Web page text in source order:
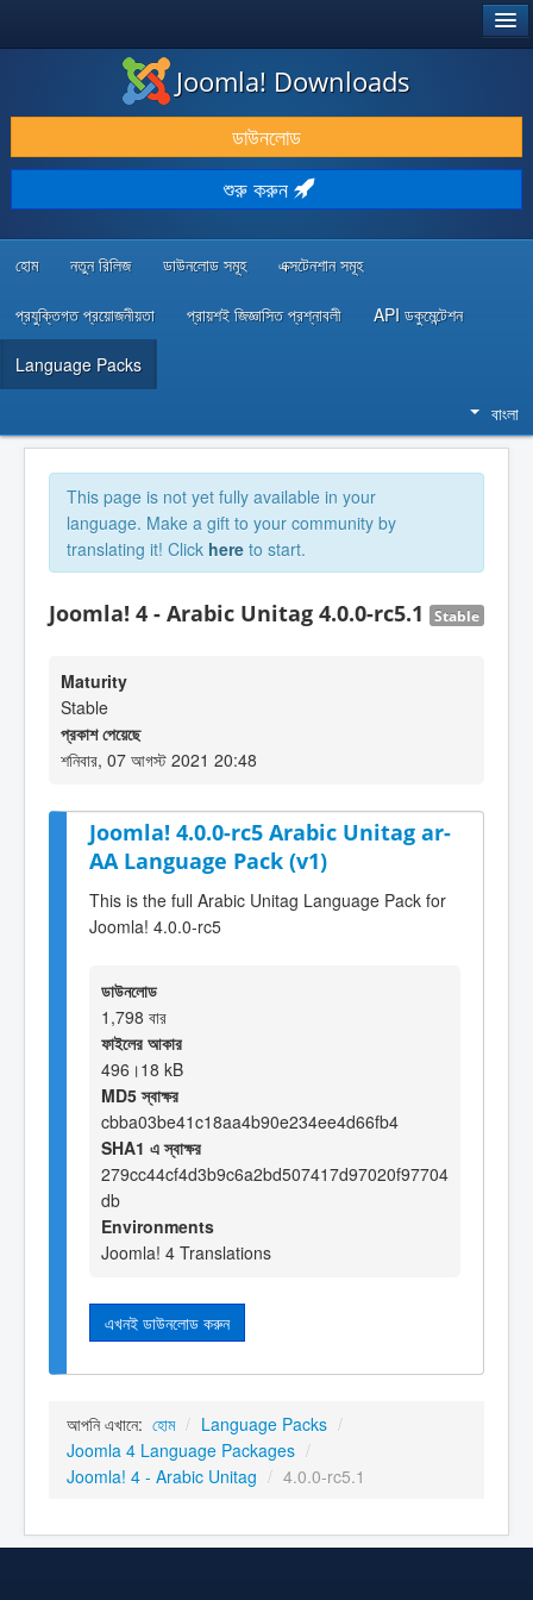
ডাউনলোড & প্রসারিত করুন
আবিষ্কার & শিখুন
কমিউনিটি & সহায়তা
Joomla! Downloads
ডাউনলোড
শুরু করুন
হোম নতুন রিলিজ ডাউনলোড সমূহ এক্সটেনশান সমূহ
প্রযুক্তিগত প্রয়োজনীয়তা প্রায়শই জিজ্ঞাসিত প্রশ্নাবলী API ডকুমেন্টেশন
Language Packs
বাংলা
This page is not yet fully available in your
language. Make a gift to your community by
translating it! Click here to start.
Joomla! 4 - Arabic Unitag 4.0.0-rc5.1 Stable
Maturity
Stable
প্রকাশ পেয়েছে
শনিবার, 07 আগস্ট 2021 20:48
Joomla! 4.0.0-rc5 Arabic Unitag ar-
AA Language Pack (v1)
This is the full Arabic Unitag Language Pack for
Joomla! 4.0.0-rc5
ডাউনলোড
1,798 বার
ফাইলের আকার
496।18 kB
MD5 স্বাক্ষর
cbba03be41c18aa4b90e234ee4d66fb4
SHA1 এ স্বাক্ষর
279cc44cf4d3b9c6a2bd507417d97020f97704
db
Environments
Joomla! 4 Translations
এখনই ডাউনলোড করুন
আপনি এখানে: হোম / Language Packs /
Joomla 4 Language Packages /
Joomla! 4 - Arabic Unitag / 4.0.0-rc5.1